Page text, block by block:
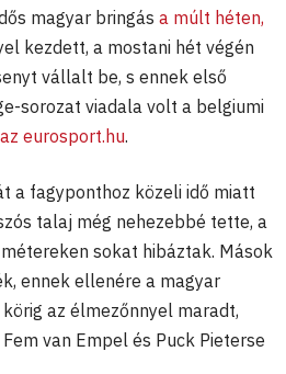
magyar bringás a múlt héten,
kezdett, a mostani hét végén
vállalt be, s ennek első
sorozat viadala volt a belgiumi
eurosport.hu.
a fagyponthoz közeli idő miatt
talaj még nehezebbé tette, a
sokat hibáztak. Mások
ennek ellenére a magyar
az élmezőnnyel maradt,
van Empel és Puck Pieterse